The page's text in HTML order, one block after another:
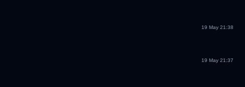
19 May 21:38
19 May 21:37